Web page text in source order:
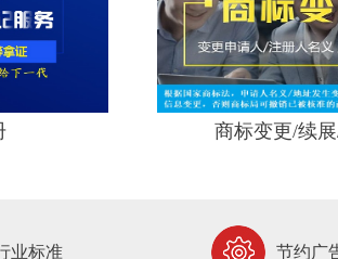
商标变更/续
业标准 节约广